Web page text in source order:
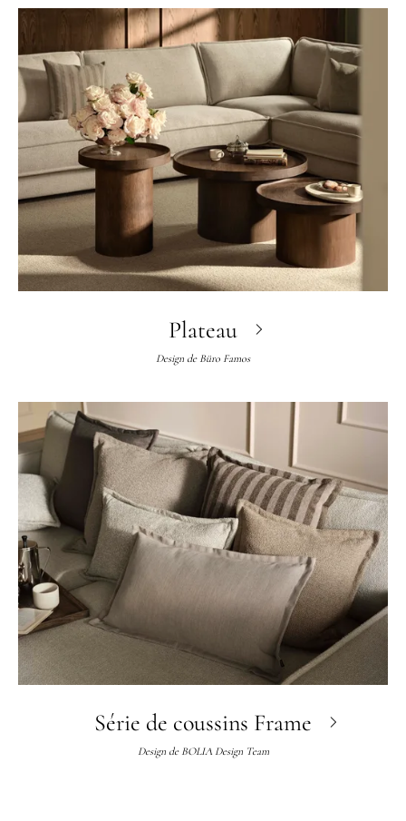
Plateau
Design de Büro Famos
Série de coussins Frame
Design de BOLIA Design Team